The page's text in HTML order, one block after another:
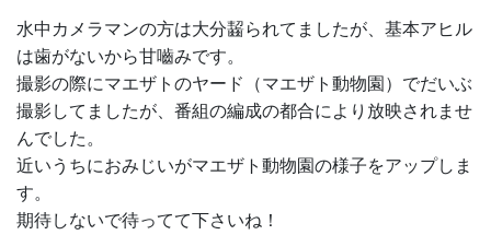
水中カメラマンの方は大分齧られてましたが、基本アヒル
は歯がないから甘嚙みです。
撮影の際にマエザトのヤード（マエザト動物園）でだいぶ
撮影してましたが、番組の編成の都合により放映されませ
んでした。
近いうちにおみじいがマエザト動物園の様子をアップしま
す。
期待しないで待ってて下さいね！